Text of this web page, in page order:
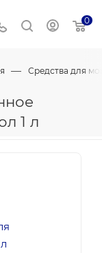
0
— Средства для
1 л